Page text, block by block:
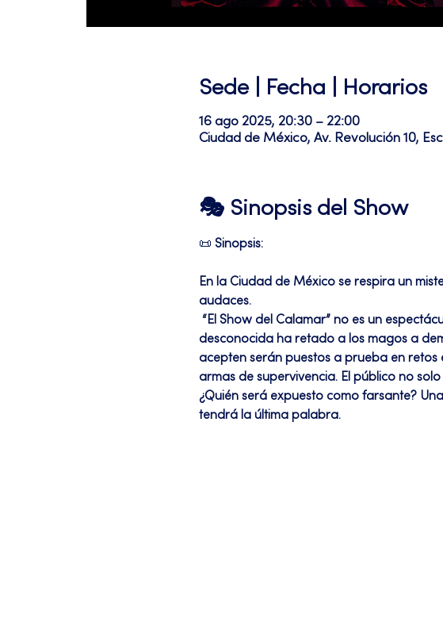
Sede | Fecha | Horarios
16 ago 2025, 20:30 – 22:00
Ciudad de México, Av. Revolución 10,
🎭 Sinopsis del Show
📜 Sinopsis:
En la Ciudad de México se respira un
audaces.
desconocida ha retado a los magos a
acepten serán puestos a prueba en
armas de supervivencia. El público no
¿Quién será expuesto como farsante?
tendrá la última palabra.